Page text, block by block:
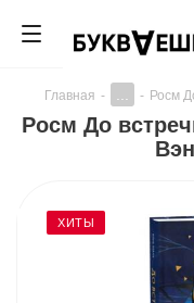
Главная - - Росм
Росм До
ХИТЫ